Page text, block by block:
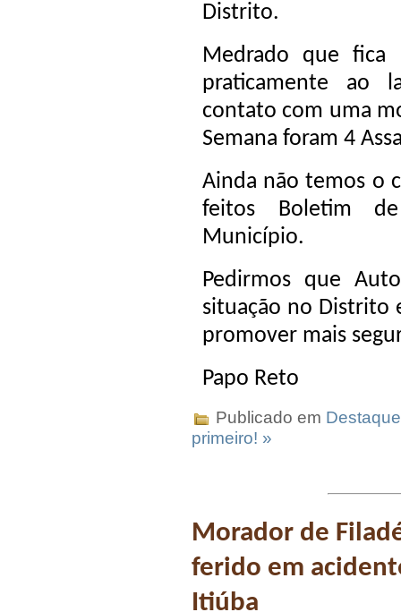
Distrito.
Medrado que
praticamente ao
contato com uma
Semana foram 4
Ainda não temos o
feitos Boletim
Município.
Pedirmos que
situação no Distrito
promover mais
Papo Reto
Publicado em
primeiro! »
Morador de
ferido em
Itiúba